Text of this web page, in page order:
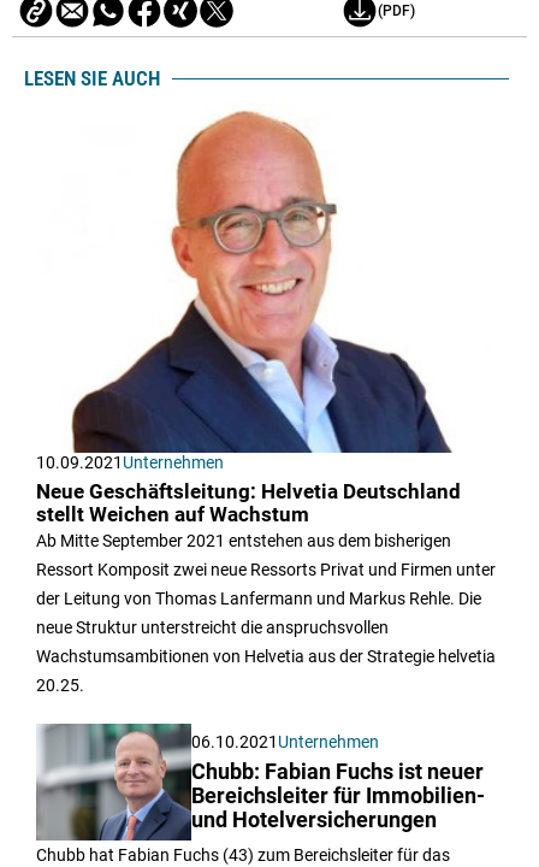
(PDF)
LESEN SIE AUCH
10.09.2021 Unternehmen
Neue Geschäftsleitung: Helvetia Deutschland
stellt Weichen auf Wachstum
Ab Mitte September 2021 entstehen aus dem bisherigen
Ressort Komposit zwei neue Ressorts Privat und Firmen unter
der Leitung von Thomas Lanfermann und Markus Rehle. Die
neue Struktur unterstreicht die anspruchsvollen
Wachstumsambitionen von Helvetia aus der Strategie helvetia
20.25.
06.10.2021 Unternehmen
Chubb: Fabian Fuchs ist neuer
Bereichsleiter für Immobilien-
und Hotelversicherungen
Chubb hat Fabian Fuchs (43) zum Bereichsleiter für das